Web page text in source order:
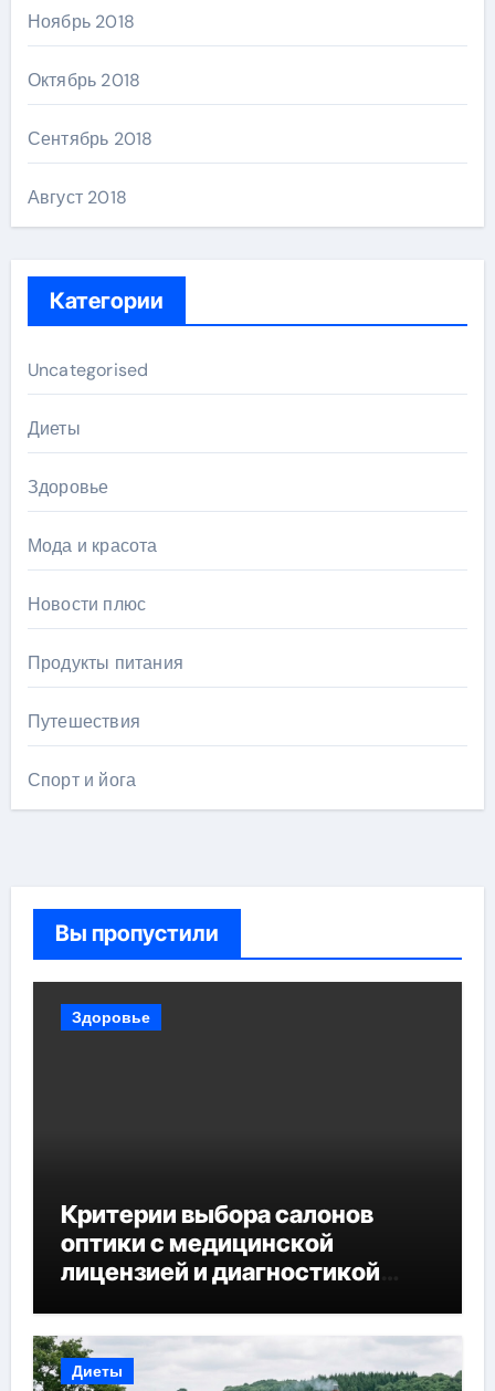
Ноябрь 2018
Октябрь 2018
Сентябрь 2018
Август 2018
Категории
Uncategorised
Диеты
Здоровье
Мода и красота
Новости плюс
Продукты питания
Путешествия
Спорт и йога
Вы пропустили
Здоровье
Критерии выбора салонов
оптики с медицинской
лицензией и диагностикой
Диеты